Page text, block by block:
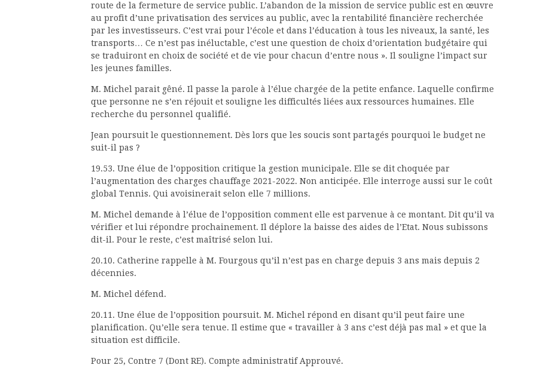
route de la fermeture de service public. L’abandon de la mission de service public est en œuvre
au profit d’une privatisation des services au public, avec la rentabilité financière recherchée
par les investisseurs. C’est vrai pour l’école et dans l’éducation à tous les niveaux, la santé, les
transports… Ce n’est pas inéluctable, c’est une question de choix d’orientation budgétaire qui
se traduiront en choix de société et de vie pour chacun d’entre nous ». Il souligne l’impact sur
les jeunes familles.
M. Michel parait gêné. Il passe la parole à l’élue chargée de la petite enfance. Laquelle confirme
que personne ne s’en réjouit et souligne les difficultés liées aux ressources humaines. Elle
recherche du personnel qualifié.
Jean poursuit le questionnement. Dès lors que les soucis sont partagés pourquoi le budget ne
suit-il pas ?
19.53. Une élue de l’opposition critique la gestion municipale. Elle se dit choquée par
l’augmentation des charges chauffage 2021-2022. Non anticipée. Elle interroge aussi sur le coût
global Tennis. Qui avoisinerait selon elle 7 millions.
M. Michel demande à l’élue de l’opposition comment elle est parvenue à ce montant. Dit qu’il va
vérifier et lui répondre prochainement. Il déplore la baisse des aides de l’Etat. Nous subissons
dit-il. Pour le reste, c’est maîtrisé selon lui.
20.10. Catherine rappelle à M. Fourgous qu’il n’est pas en charge depuis 3 ans mais depuis 2
décennies.
M. Michel défend.
20.11. Une élue de l’opposition poursuit. M. Michel répond en disant qu’il peut faire une
planification. Qu’elle sera tenue. Il estime que « travailler à 3 ans c’est déjà pas mal » et que la
situation est difficile.
Pour 25, Contre 7 (Dont RE). Compte administratif Approuvé.